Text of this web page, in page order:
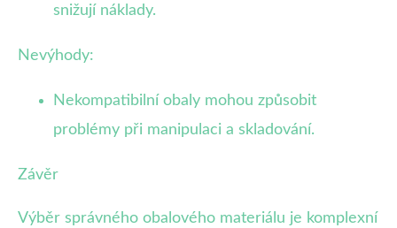
snižují náklady.
Nevýhody:
Nekompatibilní obaly mohou způsobit
problémy při manipulaci a skladování.
Závěr
Výběr správného obalového materiálu je komplexní